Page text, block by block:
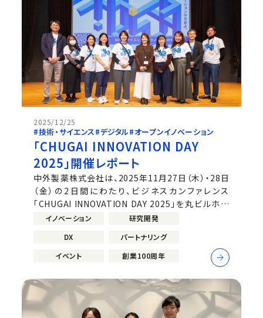
2025/12/25
#技術・サイエンス#デジタル#オープンイノベーション
「CHUGAI INNOVATION DAY
2025」開催レポート
中外製薬株式会社は、2025年11月27日（木）・28日
（金）の2日間にわたり、ビジネスカンファレンス
「CHUGAI INNOVATION DAY 2025」を丸ビルホー
ル&コンファレンススクエア（東京・丸の内）にて開催
えた今年のテーマは「ヘルスケアの未来を生み出す、
イノベーションの交差点。」。...
イノベーション
研究開発
DX
パートナリング
イベント
創業100周年